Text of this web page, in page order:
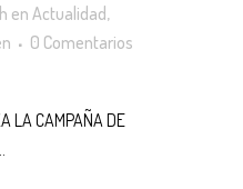
en Actualidad,
0 Comentarios
LA CAMPAÑA DE